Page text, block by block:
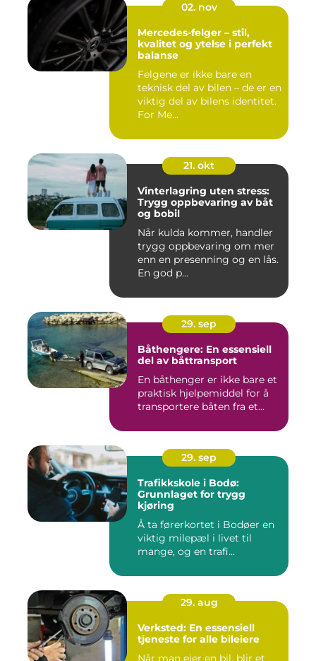
02. nov
Mercedes-felger – stil,
kvalitet og ytelse i perfekt
balanse
Felgene er ikke bare en
teknisk del av bilen – de er en
viktig del av bilens identitet.
For Me...
21. okt
Vinterlagring uten stress:
Trygg oppbevaring av båt
og bobil
Når kulda kommer, handler
trygg oppbevaring om mer
enn en presenning og en lås.
En god p...
29. sep
Båthengere: En essensiell
del av båttransport
En båthenger er ikke bare et
praktisk hjelpemiddel for å
transportere båten fra et...
29. sep
Trafikkskole i Bodø:
Grunnlaget for trygg
kjøring
Å ta førerkortet i Bodøer en
viktig milepæl i livet til
mange, og en trafi...
29. aug
Verksted: En essensiell
tjeneste for alle bileiere
Når man eier en bil, blir et